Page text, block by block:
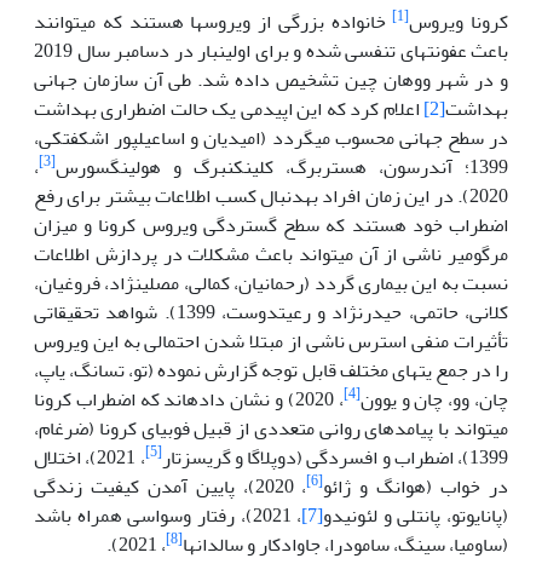
کرونا ویروس[1] خانواده بزرگی از ویروس‏ها هستند که می‏توانند
باعث عفونت‏های تنفسی شده و برای اولین‏بار در دسامبر سال 2019
و در شهر ووهان چین تشخیص داده شد. طی آن سازمان جهانی
بهداشت[2] اعلام کرد که این اپیدمی یک حالت اضطراری بهداشت
در سطح جهانی محسوب می‏گردد (امیدیان و اساعیل‏پور اشکفتکی،
1399؛ آندرسون، هستربرگ، کلینکنبرگ و هولینگسورس
[3] ،
2020). در این زمان افراد به‏دنبال کسب اطلاعات بیشتر برای رفع
اضطراب خود هستند که سطح گستردگی ویروس کرونا و میزان
مرگ‏و‏میر ناشی از آن می‏تواند باعث مشکلات در پردازش اطلاعات
نسبت به این بیماری گردد (رحمانیان، کمالی، مصلی‏نژاد، فروغیان،
کلانی، حاتمی، حیدرنژاد و رعیت‏دوست، 1399). شواهد تحقیقاتی
تأثیرات منفی استرس ناشی از مبتلا شدن احتمالی به این ویروس
را در جمع یت‏های مختلف قابل توجه گزارش نموده (تو، تسانگ، یاپ،
چان، وو، چان و یوون[4]
، 2020) و نشان داده‏اند که اضطراب کرونا
می‏تواند با پیامدهای روانی متعددی از قبیل فوبیای کرونا (ضرغام،
1399)، اضطراب و افسردگی (دوپلاگا و گریسزتار
[5]
، 2021)، اختلال
در خواب (هوانگ و ژائو[6]
، 2020)، پایین آمدن کیفیت زندگی
(پانایوتو، پانتلی و لئونیدو[7]
، 2021)، رفتار وسواسی همراه باشد
(ساومیا، سینگ، سامودرا، جاوادکار و سالدانها[8] ، 2021).